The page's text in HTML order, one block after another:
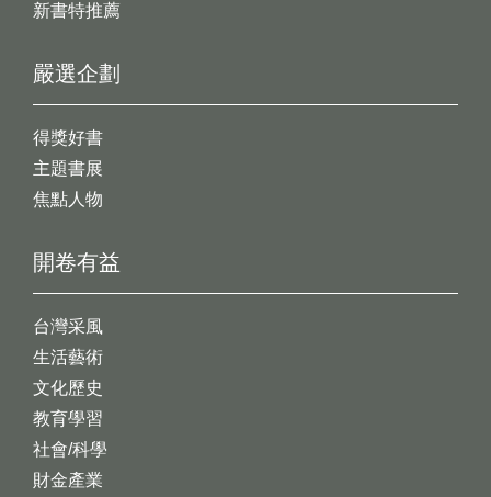
新書特推薦
開卷有益
台灣采風
生活藝術
文化歷史
教育學習
社會/科學
財金產業
嚴選企劃
得獎好書
主題書展
焦點人物